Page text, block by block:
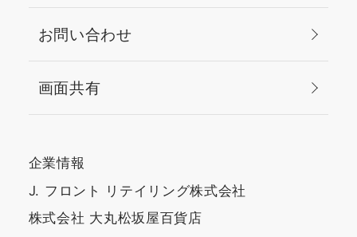
お問い合わせ
画面共有
企業情報
J. フロント リテイリング株式会社
株式会社 大丸松坂屋百貨店